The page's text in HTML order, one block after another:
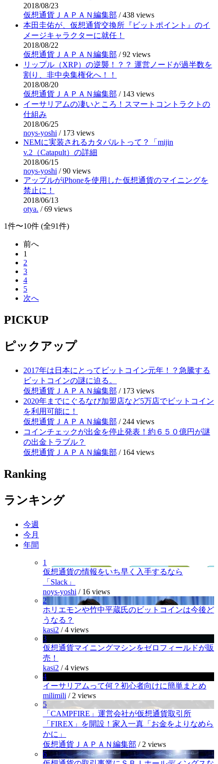
2018/08/23
仮想通貨ＪＡＰＡＮ編集部 /438 views
本田圭佑が、仮想通貨交換所『ビットポイント』のイ
メージキャラクターに就任！
2018/08/22
仮想通貨ＪＡＰＡＮ編集部 /92 views
リップル（XRP）の逆襲！？？ 運営ノードが過半数を
割り、非中央集権化へ！！
2018/08/20
仮想通貨ＪＡＰＡＮ編集部 / 143 views
イーサリアムの凄いところ！スマートコントラクトの
仕組み
2018/06/25
noys-yoshi / 173 views
NEMに実装されるカタパルトって？「mijin
v.2（Catapult）の詳細
2018/06/15
noys-yoshi /90 views
アップルがiPhoneを使用した仮想通貨のマイニングを
禁止に！
2018/06/13
otya. /69 views
1件〜10件 (全91件)
前へ
1
2
3
4
5
次へ
PICKUP
ピックアップ
2017年は日本にとってビットコイン元年！？急騰する
ビットコインの謎に迫る。
仮想通貨ＪＡＰＡＮ編集部 / 173 views
2020年までにぐるなび加盟店など5万店でビットコイン
を利用可能に！
仮想通貨ＪＡＰＡＮ編集部 / 244 views
コインチェックが出金を停止発表！約６５０億円が謎
の出金トラブル？
仮想通貨ＪＡＰＡＮ編集部 / 164 views
Ranking
ランキング
今週
今月
年間
1
仮想通貨の情報をいち早く入手するなら
「Slack」
noys-yoshi / 16 views
2
ホリエモンや竹中平蔵氏のビットコインは今後ど
うなる？
kasi2 /4 views
3
仮想通貨マイニングマシンをゼロフィールドが販
売！
kasi2 /4 views
4
イーサリアムって何？初心者向けに簡単まとめ
milimili / 2 views
5
「CAMPFIRE」運営会社が仮想通貨取引所
「FIREX」を開設！家入一真「お金をよりなめら
かに」
仮想通貨ＪＡＰＡＮ編集部 / 2 views
6